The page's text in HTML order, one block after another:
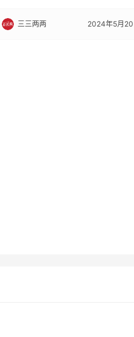
三三两两 2024年5月